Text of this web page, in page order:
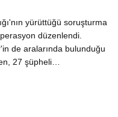
yürüttüğü soruşturma
düzenlendi.
de aralarında bulunduğu
27 şüpheli…